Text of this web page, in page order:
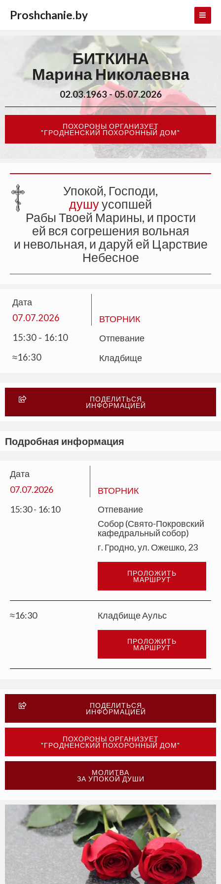
Proshchanie.by
БИТКИНА
Марина Николаевна
02.03.1963 - 05.07.2026
ПОХОРОНЫ ОРГАНИЗУЕТ
"ГРОДНЕНСКИЙ ПОХОРОННЫЙ ДОМ"
Упокой, Господи,
душуусопшей
Рабы Твоей Марины, и прости
ей вся согрешения вольная
и невольная, и даруй ей Царствие
Небесное
Дата
07.07.2026
ВТОРНИК
15:30 - 16:10
Отпевание
≈16:30
Кладбище
ПОДЕЛИТЬСЯ
ИНФОРМАЦИЕЙ
Подробная информация
Дата
07.07.2026
ВТОРНИК
15:30 - 16:10
Отпевание
Собор (Свято-Покровский
кафедральный собор)
г. Гродно, ул. Ожешко, 23
ПРОЛОЖИТЬ
МАРШРУТ
≈16:30 Кладбище Аульс
ПРОЛОЖИТЬ
МАРШРУТ
ПОДЕЛИТЬСЯ
ИНФОРМАЦИЕЙ
ПОХОРОНЫ ОРГАНИЗУЕТ
"ГРОДНЕНСКИЙ ПОХОРОННЫЙ ДОМ"
МОЛИТВА
ЗА УПОКОЙ ДУШИ